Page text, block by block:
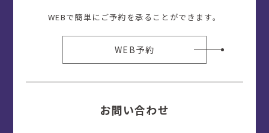
WEBで簡単にご予約を承ることができます。
WEB予約
お問い合わせ